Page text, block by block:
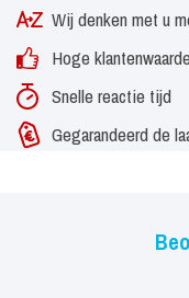
Wij denken met u
Hoge
Snelle reactie tijd
Gegarandeerd de